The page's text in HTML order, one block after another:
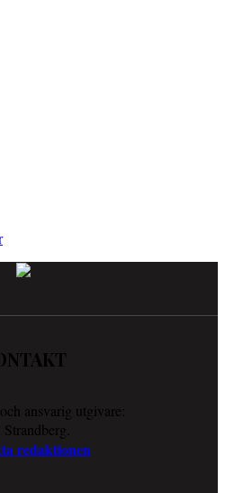
ansvarig utgivare:
redaktionen